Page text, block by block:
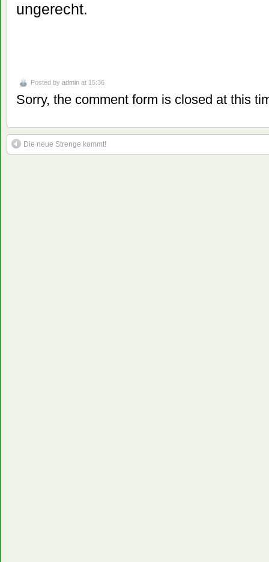
ungerecht.
Posted by admin at 15:36
Sorry, the comment form is closed at this
Die neue Strenge kommt!